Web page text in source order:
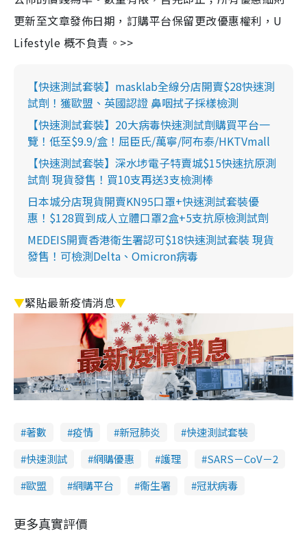
更新至文章發佈日期，訂購平台保留更改優惠權利，U
Lifestyle 概不負責。>>
【快速測試套裝】masklab全線分店開賣$28快速測
試劑！獲歐盟、英國認證 鼻咽拭子採樣檢測
【快速測試套裝】20大病毒快速測試劑購買平台一
覽！低至$9.9/盒！屈臣氏/萬寧/阿布泰/HKTVmall
【快速測試套裝】深水埗電子特賣城$15快速抗原測
試劑 現貨發售！買10支再送3支檢測棒
日本城分店現貨開賣KN95口罩+快速測試套裝優
惠！$128買到成人立體口罩2盒+5支抗原檢測試劑
MEDEIS開賣香港衛生署認可$18快速測試套裝 現貨
發售！可檢測Delta、Omicron病毒
▼緊貼最新疫情消息▼
著數 疫情 新冠肺炎
快速測試套裝
快速測試
網購優惠 護理
SARS－CoV－2
歐盟
網購平台 衞生署 冠狀病毒
更多真實評價